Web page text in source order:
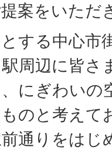
案をいただ
する中心市
周辺に皆さ
にぎわいの
のと考えて
通りをはじ